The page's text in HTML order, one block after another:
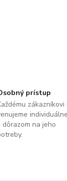
prístup
zákazníkovi
dôrazom na jeho